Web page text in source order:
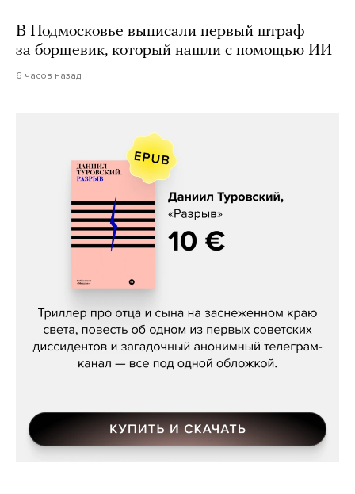
В Подмосковье выписали первый штраф
за борщевик, который нашли с помощью ИИ
6 часов назад
Даниил Туровский, «Разрыв»